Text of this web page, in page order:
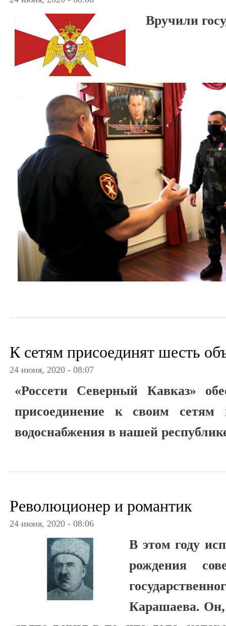
Вручили
К сетям присоединят шесть
24 июня, 2020 - 08:07
«Россети Северный Кавказ»
присоединение к своим сетям
водоснабжения в нашей
Революционер и романтик
24 июня, 2020 - 08:06
В этом году
рождения
Карашаева.